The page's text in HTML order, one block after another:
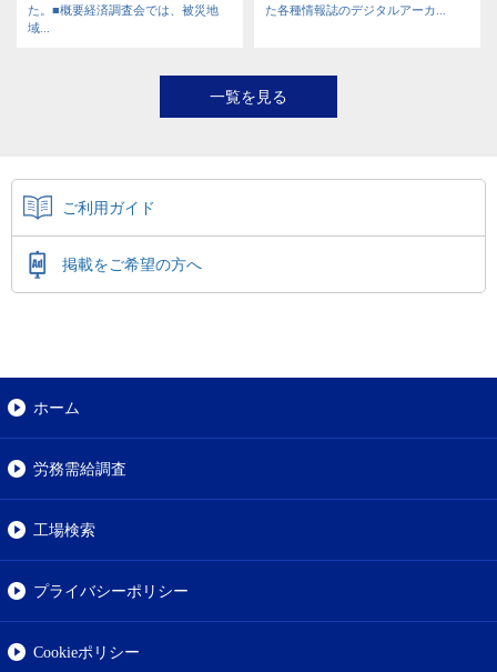
た。■概要経済調査会では、被災地
域...
た各種情報誌のデジタルアーカ...
一覧を見る
ご利用ガイド
掲載をご希望の方へ
ホーム
労務需給調査
工場検索
プライバシーポリシー
Cookieポリシー